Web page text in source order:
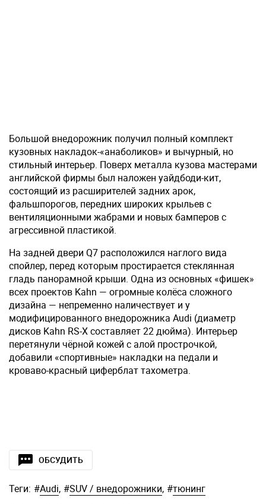
Большой внедорожник получил полный комплект
кузовных накладок-«анаболиков» и вычурный, но
стильный интерьер. Поверх металла кузова мастерами
английской фирмы был наложен уайдбоди-кит,
состоящий из расширителей задних арок,
фальшпорогов, передних широких крыльев с
вентиляционными жабрами и новых бамперов с
агрессивной пластикой.
На задней двери Q7 расположился наглого вида
спойлер, перед которым простирается стеклянная
гладь панорамной крыши. Одна из основных «фишек»
всех проектов Kahn — огромные колёса сложного
дизайна — непременно наличествует и у
модифицированного внедорожника Audi (диаметр
дисков Kahn RS-X составляет 22 дюйма). Интерьер
перетянули чёрной кожей с алой прострочкой,
добавили «спортивные» накладки на педали и
кроваво-красный циферблат тахометра.
ОБСУДИТЬ
Теги: #Audi, #SUV / внедорожники, #тюнинг